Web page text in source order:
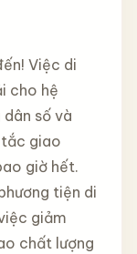
Việc di
cho hệ
số và
tắc giao
giờ hết.
tiện di
giảm
chất lượng